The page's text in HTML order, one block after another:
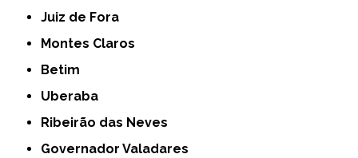
Juiz de Fora
Montes Claros
Betim
Uberaba
Ribeirão das Neves
Governador Valadares